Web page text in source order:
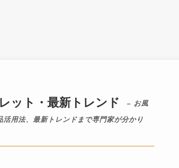
ット・最新トレンド – お風
用法、最新トレンドまで専門家が分かり